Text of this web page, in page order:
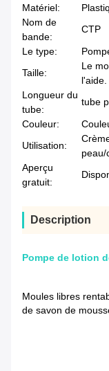
Matériel:
Nom de
bande:
CTP
Le type:
Taille:
Le
l'aide.
Longueur du
tube:
tube
Couleur:
Utilisation:
peau/
Aperçu
gratuit:
Description
Pompe de lotion
Moules libres
de savon de